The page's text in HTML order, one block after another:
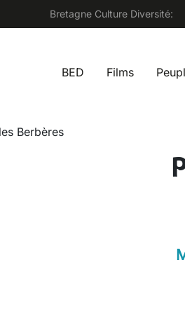
Bretagne Culture Diversité:
Main
BED Films
Berbères